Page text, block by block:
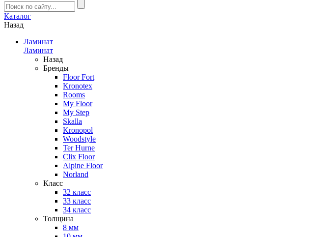
Каталог
Назад
Ламинат
Ламинат
Назад
Бренды
Floor Fort
Kronotex
Rooms
My Floor
My Step
Skalla
Kronopol
Woodstyle
Ter Hurne
Clix Floor
Alpine Floor
Norland
Класс
32 класс
33 класс
34 класс
Толщина
8 мм